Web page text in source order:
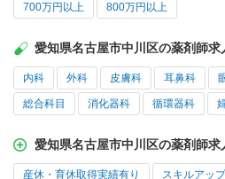
700万円以上 800万円以上
愛知県名古屋市中川区の薬剤師
内科 外科 皮膚科 耳鼻科
総合科目 消化器科 循環器科
愛知県名古屋市中川区の薬剤師
産休・育休取得実績有り スキルアップ